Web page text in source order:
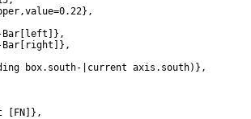
} ,
Bar left ]} ,
Bar right ]} ,
box.south-|current axis.south)} ,
FN ]} ,